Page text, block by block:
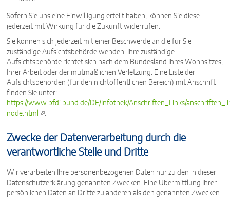
Sofern Sie uns eine Einwilligung erteilt haben, können Sie diese
jederzeit mit Wirkung für die Zukunft widerrufen.
Sie können sich jederzeit mit einer Beschwerde an die für Sie
zuständige Aufsichtsbehörde wenden. Ihre zuständige
Aufsichtsbehörde richtet sich nach dem Bundesland Ihres Wohnsitzes,
Ihrer Arbeit oder der mutmaßlichen Verletzung. Eine Liste der
Aufsichtsbehörden (für den nichtöffentlichen Bereich) mit Anschrift
finden Sie unter:
https://www.bfdi.bund.de/DE/Infothek/Anschriften_Links/
node.html (link is external)
.
Zwecke der Datenverarbeitung durch die
verantwortliche Stelle und Dritte
Wir verarbeiten Ihre personenbezogenen Daten nur zu den in dieser
Datenschutzerklärung genannten Zwecken. Eine Übermittlung Ihrer
persönlichen Daten an Dritte zu anderen als den genannten Zwecken